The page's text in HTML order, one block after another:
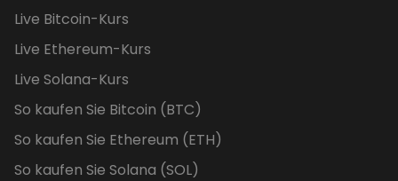
Live Bitcoin-Kurs
Live Ethereum-Kurs
Live Solana-Kurs
So kaufen Sie Bitcoin (BTC)
So kaufen Sie Ethereum (ETH)
So kaufen Sie Solana (SOL)